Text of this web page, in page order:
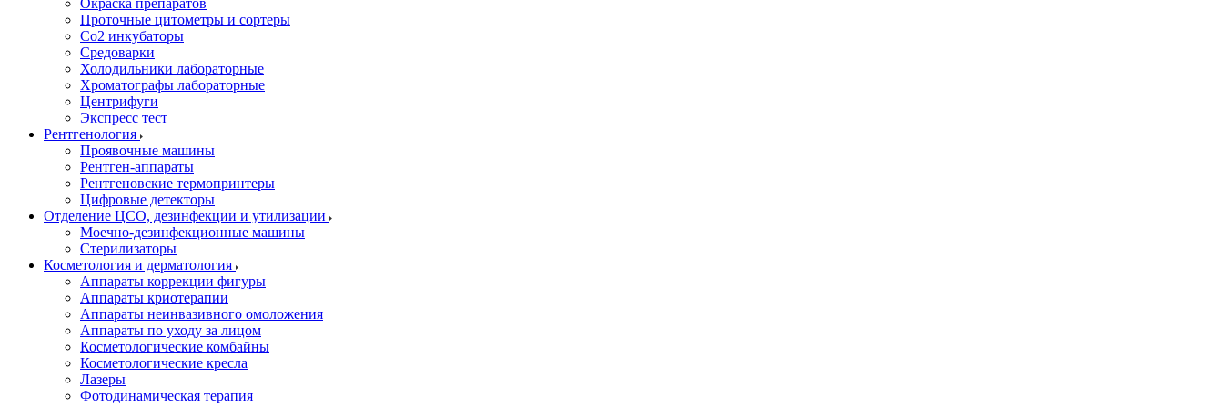
Окраска препаратов
Проточные цитометры и сортеры
Со2 инкубаторы
Средоварки
Холодильники лабораторные
Хроматографы лабораторные
Центрифуги
Экспресс тест
Рентгенология
Проявочные машины
Рентген-аппараты
Рентгеновские термопринтеры
Цифровые детекторы
Отделение ЦСО, дезинфекции и утилизации
Моечно-дезинфекционные машины
Стерилизаторы
Косметология и дерматология
Аппараты коррекции фигуры
Аппараты криотерапии
Аппараты неинвазивного омоложения
Аппараты по уходу за лицом
Косметологические комбайны
Косметологические кресла
Лазеры
Фотодинамическая терапия